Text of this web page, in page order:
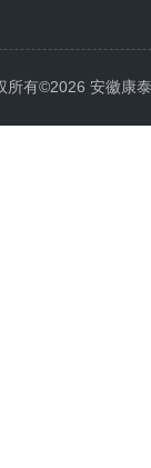
所有©2026 安徽康